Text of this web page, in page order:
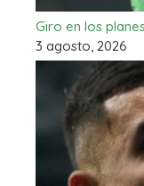
Giro en los
3 agosto, 2026